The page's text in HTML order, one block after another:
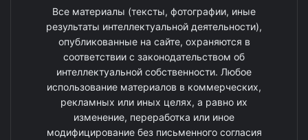
Все материалы (тексты, фотографии, иные
результаты интеллектуальной деятельности),
опубликованные на сайте, охраняются в
соответствии с законодательством об
интеллектуальной собственности. Любое
использование материалов в коммерческих,
рекламных или иных целях, а равно их
изменение, переработка или иное
модифицирование без письменного согласия